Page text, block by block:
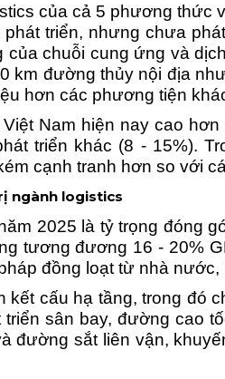
của cả 5 phương
triển, nhưng chưa
chuỗi cung ứng và
km đường thủy nội địa
hơn các phương tiện
Nam hiện nay cao hơn
triển khác (8 - 15%).
cạnh tranh hơn so với
ngành logistics
2025 là tỷ trọng đóng
tương đương 16 - 20%
đồng loạt từ nhà
cấu hạ tầng, trong đó
sân bay, đường cao
đường sắt liên vận,